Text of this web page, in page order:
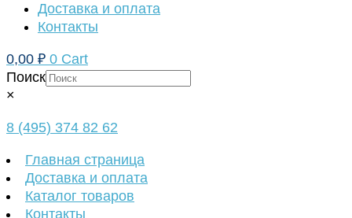
Доставка и оплата
Контакты
0,00 ₽ 0 Cart
Поиск
×
8 (495) 374 82 62
Главная страница
Доставка и оплата
Каталог товаров
Контакты